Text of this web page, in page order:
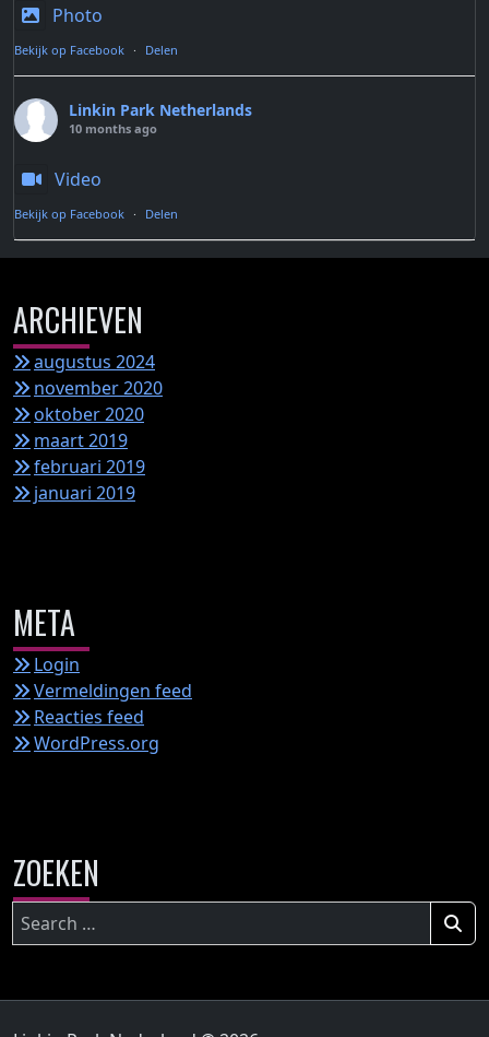
Photo
Bekijk op Facebook · Delen
Linkin Park Netherlands
10 months ago
Video
Bekijk op Facebook · Delen
ARCHIEVEN
augustus 2024
november 2020
oktober 2020
maart 2019
februari 2019
januari 2019
META
Login
Vermeldingen feed
Reacties feed
WordPress.org
ZOEKEN
Zoeken
naar: